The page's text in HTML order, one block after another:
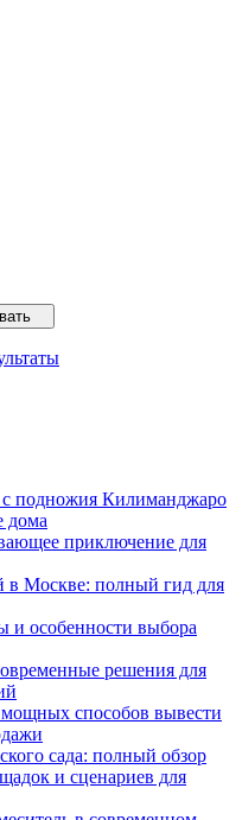
с подножия Килиманджаро
дома
приключение для
Москве: полный гид для
и особенности выбора
решения для
способов вывести
сада: полный обзор
и сценариев для